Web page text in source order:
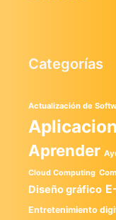
Categorías
Actualización de
Aprender
Cloud Computing
Diseño gráfico
Entretenimiento